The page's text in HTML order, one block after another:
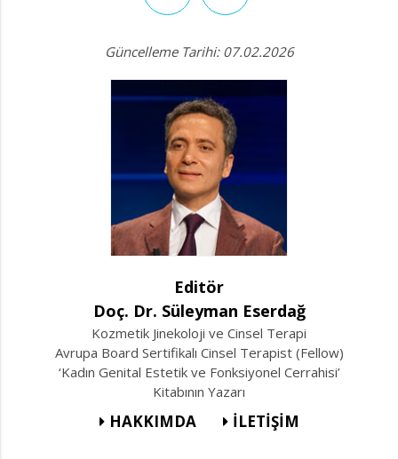
Güncelleme Tarihi: 07.02.2026
Editör
Doç. Dr. Süleyman Eserdağ
Kozmetik Jinekoloji ve Cinsel Terapi
Avrupa Board Sertifikalı Cinsel Terapist (Fellow)
‘Kadın Genital Estetik ve Fonksiyonel Cerrahisi’
Kitabının Yazarı
HAKKIMDA İLETİŞİM